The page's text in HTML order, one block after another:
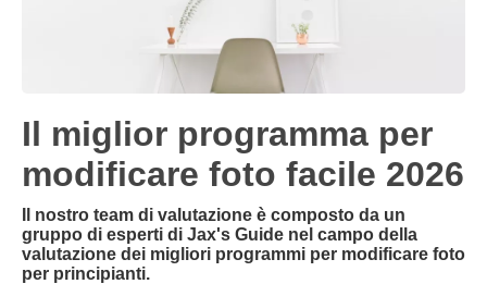
Il miglior programma per
modificare foto facile 2026
Il nostro team di valutazione è composto da un
gruppo di esperti di Jax's Guide nel campo della
valutazione dei migliori programmi per modificare foto
per principianti.